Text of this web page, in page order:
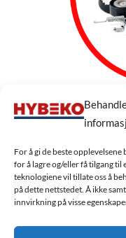
For å gi de beste
for å lagre og/eller få tilgang
teknologiene vil tillate oss å
på dette nettstedet. Å ikke
innvirkning på visse
Utsolgt, men kan